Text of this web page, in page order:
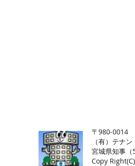
〒980-0014
（有）テナ
宮城県知事
Copy Right(